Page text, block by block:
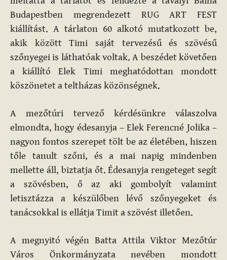
Budapestben megrendezett RUG ART FEST
kiállítást. A tárlaton 60 alkotó mutatkozott be,
akik között Timi saját tervezésű és szövésű
szőnyegei is láthatóak voltak. A beszédet követően
a kiállító Elek Timi meghatódottan mondott
köszönetet a teltházas közönségnek.
A mezőtúri tervező kérdésünkre válaszolva
elmondta, hogy édesanyja – Elek Ferencné Jolika –
nagyon fontos szerepet tölt be az életében, hiszen
tőle tanult szőni, és a mai napig mindenben
mellette áll, biztatja őt. Édesanyja rengeteget segít
a szövésben, ő az aki gombolyít valamint
letisztázza a készülőben lévő szőnyegeket és
tanácsokkal is ellátja Timit a szövést illetően.
A megnyitó végén Batta Attila Viktor Mezőtúr
Város Önkormányzata nevében mondott